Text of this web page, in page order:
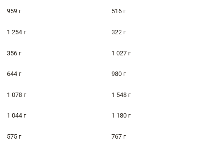
959 г 516 г
1 254 г 322 г
356 г 1 027 г
644 г 980 г
1 078 г 1 548 г
1 044 г 1 180 г
575 г 767 г